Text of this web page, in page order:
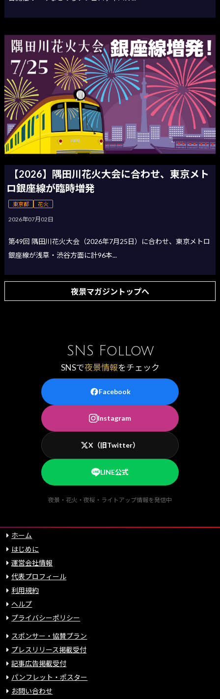
【2026】隅田川花火大会に合わせ、東京メト
ロ銀座線が臨時増発
東京都 花火
2026年07月02日
第49回 隅田川花火大会（2026年7月25日）に合わせ、東京メトロ
銀座線が浅草・渋谷方面に計96本...
夜景マガジントップへ
SNS Follow
SNSで夜景情報をチェック
Facebook
Instagram
X（旧Twitter）
LINE公式
夜景・花火・夜桜・ライトアップ情報を発信中
ホーム
はじめに
運営会社情報
代表プロフィール
利用規約
ヘルプ
プライバシーポリシー
スポンサー・協賛プラン
プレスリリース掲載受付
記事広告掲載受付
パンフレット・ポスター
お問い合わせ